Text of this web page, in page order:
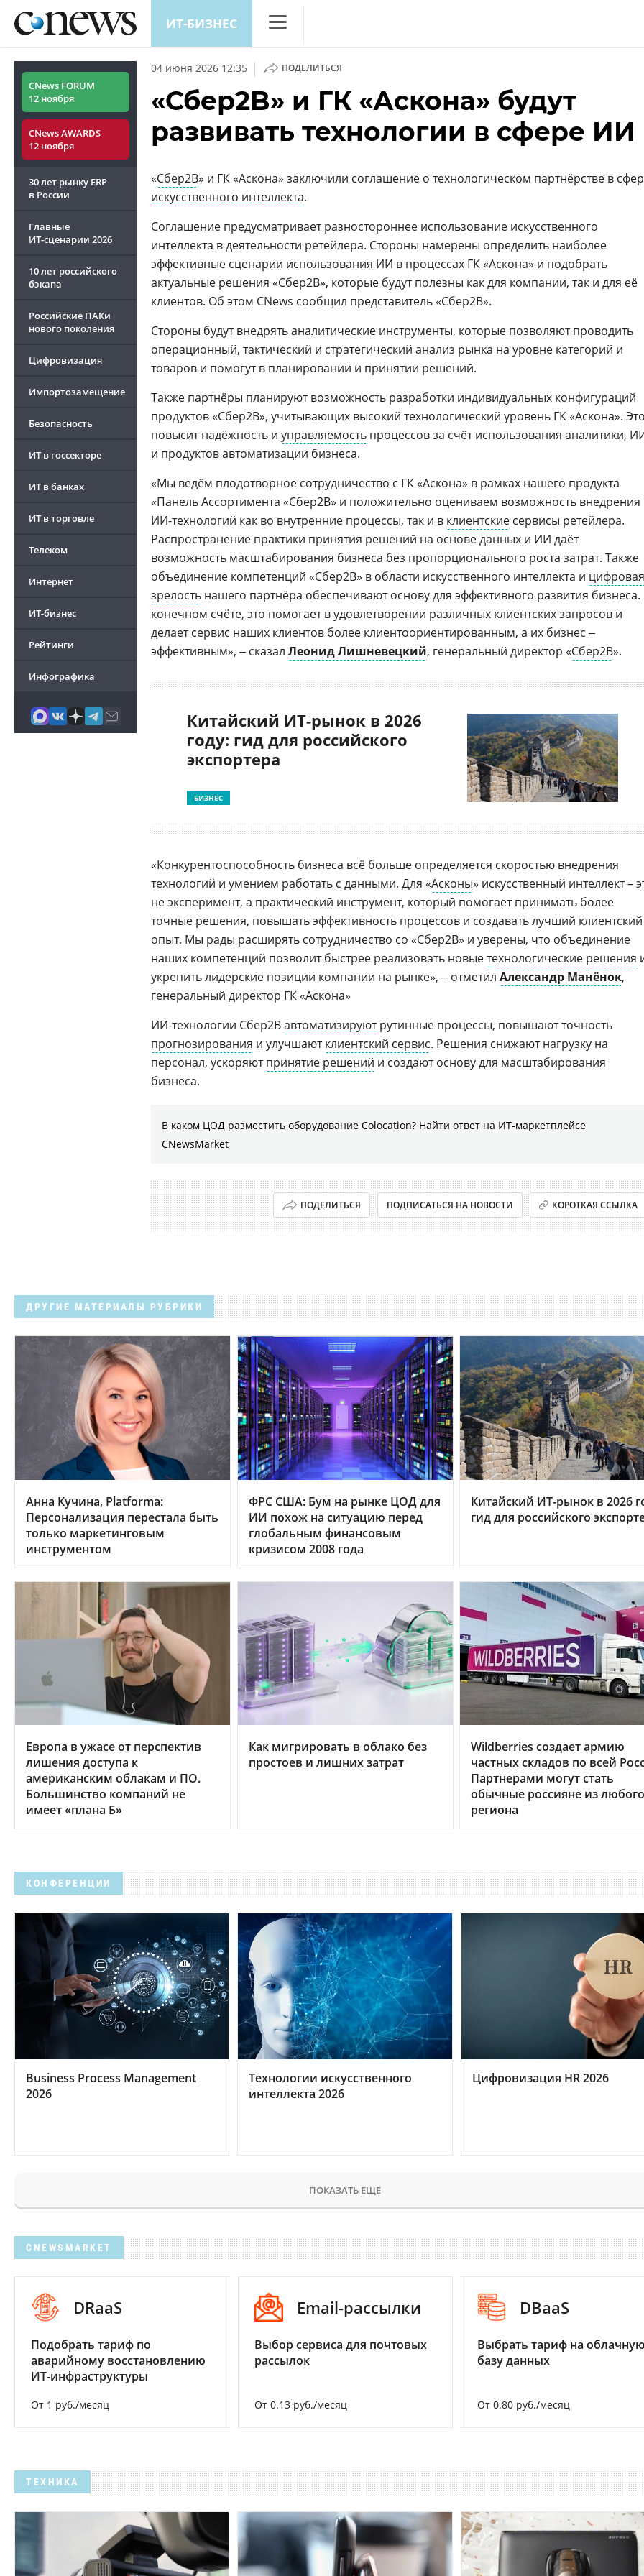
ИТ-БИЗНЕС
Конференции
Маркет
ТВ
CNews FORUM
12 ноября
CNews AWARDS
12 ноября
30 лет рынку ERP
в России
Главные
ИТ-сценарии 2026
10 лет российского
бэкапа
Российские ПАКи
нового поколения
Цифровизация
Импортозамещение
Безопасность
ИТ в госсекторе
ИТ в банках
ИТ в торговле
Телеком
Интернет
ИТ-бизнес
Рейтинги
Инфографика
04 июня 2026 12:35 | ПОДЕЛИТЬСЯ
«Сбер2B» и ГК «Аскона» будут
развивать технологии в сфере ИИ
«Сбер2B» и ГК «Аскона» заключили соглашение о технологическом партнёрстве в
искусственного интеллекта.
Соглашение предусматривает разностороннее использование искусственного
интеллекта в деятельности ретейлера. Стороны намерены определить наиболее
эффективные сценарии использования ИИ в процессах ГК «Аскона» и подобрать
актуальные решения «Сбер2B», которые будут полезны как для компании, так и для её
клиентов. Об этом CNews сообщил представитель «Сбер2B».
Стороны будут внедрять аналитические инструменты, которые позволяют проводить
операционный, тактический и стратегический анализ рынка на уровне категорий и
товаров и помогут в планировании и принятии решений.
Также партнёры планируют возможность разработки индивидуальных конфигураций
продуктов «Сбер2B», учитывающих высокий технологический уровень ГК «Аскона».
повысит надёжность и управляемость процессов за счёт использования аналитики,
и продуктов автоматизации бизнеса.
«Мы ведём плодотворное сотрудничество с ГК «Аскона» в рамках нашего продукта
«Панель Ассортимента «Сбер2B» и положительно оцениваем возможность внедрения
ИИ-технологий как во внутренние процессы, так и в клиентские сервисы ретейлера.
Распространение практики принятия решений на основе данных и ИИ даёт
возможность масштабирования бизнеса без пропорционального роста затрат. Также
объединение компетенций «Сбер2B» в области искусственного интеллекта и цифровая
зрелость нашего партнёра обеспечивают основу для эффективного развития бизнеса.
конечном счёте, это помогает в удовлетворении различных клиентских запросов и
делает сервис наших клиентов более клиентоориентированным, а их бизнес ‒
эффективным», ‒ сказал Леонид Лишневецкий, генеральный директор «Сбер2В».
Китайский ИТ-рынок в 2026
году: гид для российского
экспортера
БИЗНЕС
«Конкурентоспособность бизнеса всё больше определяется скоростью внедрения
технологий и умением работать с данными. Для «Асконы» искусственный интеллект –
не эксперимент, а практический инструмент, который помогает принимать более
точные решения, повышать эффективность процессов и создавать лучший клиентский
опыт. Мы рады расширять сотрудничество со «Сбер2B» и уверены, что объединение
наших компетенций позволит быстрее реализовать новыетехнологические решения
укрепить лидерские позиции компании на рынке», ‒ отметил Александр Манёнок,
генеральный директор ГК «Аскона»
ИИ-технологии Сбер2Bавтоматизируютрутинные процессы, повышают точность
прогнозирования и улучшаютклиентский сервис. Решения снижают нагрузку на
персонал, ускоряютпринятие решений и создают основу для масштабирования
бизнеса.
В каком ЦОД разместить оборудование Colocation? Найти ответ на ИТ-маркетплейсе
CNewsMarket
ПОДЕЛИТЬСЯ ПОДПИСАТЬСЯ НА НОВОСТИ КОРОТКАЯ ССЫЛКА
ДРУГИЕ МАТЕРИАЛЫ РУБРИКИ
Анна Кучина, Platforma:
Персонализация перестала быть
только маркетинговым
инструментом
ФРС США: Бум на рынке ЦОД для
ИИ похож на ситуацию перед
глобальным финансовым
кризисом 2008 года
Китайский ИТ-рынок в 2026
гид для российского
Европа в ужасе от перспектив
лишения доступа к
американским облакам и ПО.
Большинство компаний не
имеет «плана Б»
Как мигрировать в облако без
простоев и лишних затрат
Wildberries создает армию
частных складов по всей
Партнерами могут стать
обычные россияне из любого
региона
КОНФЕРЕНЦИИ
Business Process Management
2026
Технологии искусственного
интеллекта 2026
Цифровизация HR 2026
ПОКАЗАТЬ ЕЩЕ
CNEWSMARKET
DRaaS
Подобрать тариф по
аварийному восстановлению
ИТ-инфраструктуры
От 1 руб./месяц
Email-рассылки
Выбор сервиса для почтовых
рассылок
От 0.13 руб./месяц
DBaaS
Выбрать тариф на
базу данных
От 0.80 руб./месяц
ТЕХНИКА